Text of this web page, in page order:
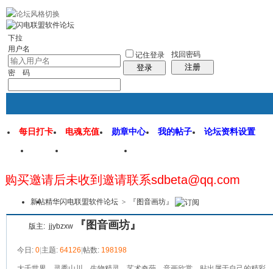
下拉
用户名
密 码
记住登录
登录
找回密码
注册
首页 闪电联盟论坛
每日打卡 电魂充值 勋章中心 我的帖子 论坛资料设置
购买邀请后未收到邀请联系sdbeta@qq.com
新帖精华闪电联盟软件论坛 > 『图音画坊』
版主: jjybzxw 『图音画坊』
今日: 0|主题: 64126|帖数: 198198